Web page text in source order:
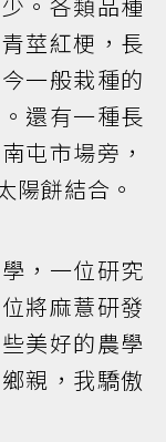
莖紅梗，長
一般栽種的
還有一種長
屯市場旁，
陽餅結合。
，一位研究
將麻薏研發
美好的農學
親，我驕傲